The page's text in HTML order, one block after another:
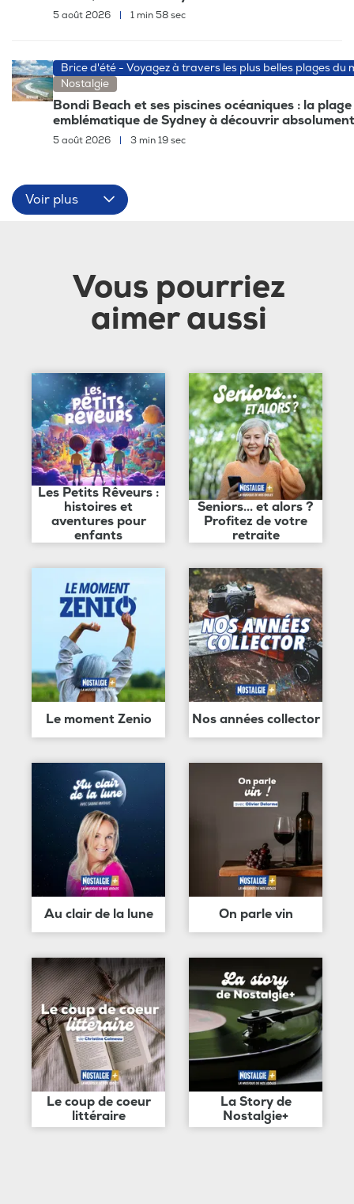
5 août 2026 1 min 58 sec
Brice d'été - Voyagez à travers les plus belles plages du
Nostalgie
Bondi Beach et ses piscines océaniques : la plage
emblématique de Sydney à découvrir absolument
5 août 2026 | 3 min 19 sec
Voir plus
Vous pourriez
aimer aussi
Les Petits Rêveurs :
histoires et
aventures pour
enfants
Seniors... et alors ?
Profitez de votre
retraite
Le moment Zenio Nos années collector
Au clair de la lune On parle vin
Le coup de coeur
littéraire
La Story de
Nostalgie+